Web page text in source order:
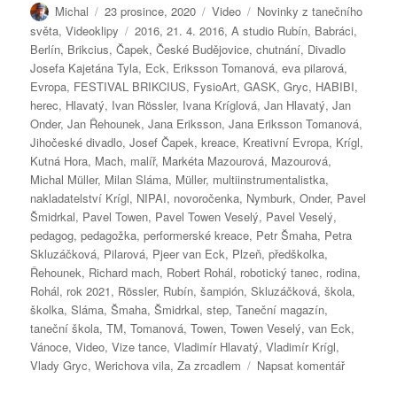
Autor:
Michal Publikováno:
23 prosince, 2020 Formát:
Video Rubriky:
Novinky z tanečního
světa,Videoklipy Štítky:
2016,21. 4. 2016,A studio Rubín, Babráci,
Berlín, Brikcius,Čapek,České Budějovice,chutnání, Divadlo
Josefa Kajetána Tyla, Eck, Eriksson Tomanová,eva pilarová,
Evropa, FESTIVAL BRIKCIUS, FysioArt,GASK,Gryc, HABIBI,
herec, Hlavatý, Ivan Rössler, Ivana Kríglová,Jan Hlavatý,Jan
Onder,Jan Řehounek,Jana Eriksson,Jana Eriksson Tomanová,
Jihočeské divadlo,Josef Čapek,kreace, Kreativní Evropa, Krígl,
Kutná Hora, Mach, malíř, Markéta Mazourová, Mazourová,
Michal Müller, Milan Sláma, Müller, multiinstrumentalistka,
nakladatelství Krígl, NIPAI, novoročenka, Nymburk,Onder, Pavel
Šmidrkal, Pavel Towen, Pavel Towen Veselý, Pavel Veselý,
pedagog,pedagožka,performerské kreace, Petr Šmaha, Petra
Skluzáčková, Pilarová, Pjeer van Eck, Plzeň,předškolka,
Řehounek, Richard mach, Robert Rohál, robotický tanec, rodina,
Rohál, rok 2021, Rössler, Rubín,šampión,Skluzáčková,škola,
školka,Sláma,Šmaha,Šmidrkal,step,Taneční magazín,
taneční škola,TM,Tomanová,Towen,Towen Veselý,van Eck,
Vánoce,Video,Vize tance,Vladimír Hlavatý,Vladimír Krígl,
Vlady Gryc,Werichova vila,Za zrcadlem Napsat komentářpro